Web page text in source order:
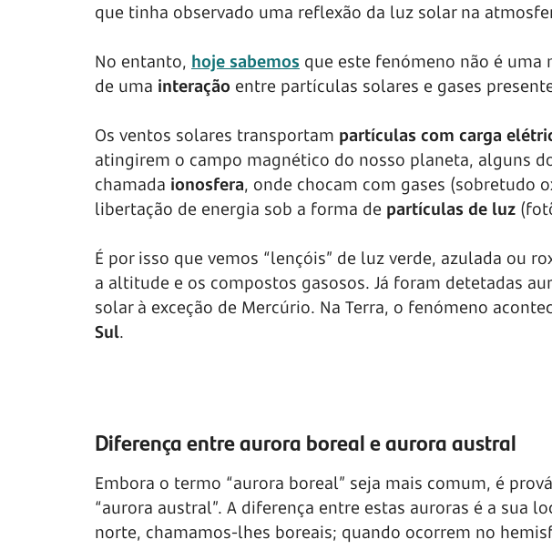
que tinha observado uma reflexão da luz solar na
No entanto, hoje sabemos que este fenómeno não é
de uma interação entre partículas solares e gases
Os ventos solares transportam partículas com carga
atingirem o campo magnético do nosso planeta, alguns
chamada ionosfera, onde chocam com gases (sobretudo
libertação de energia sob a forma de partículas de luz
É por isso que vemos “lençóis” de luz verde, azulada ou
a altitude e os compostos gasosos. Já foram detetadas
solar à exceção de Mercúrio. Na Terra, o fenómeno
Sul.
Diferença entre aurora boreal e aurora austral
Embora o termo “aurora boreal” seja mais comum, é
“aurora austral”. A diferença entre estas auroras é a sua
norte, chamamos-lhes boreais; quando ocorrem no